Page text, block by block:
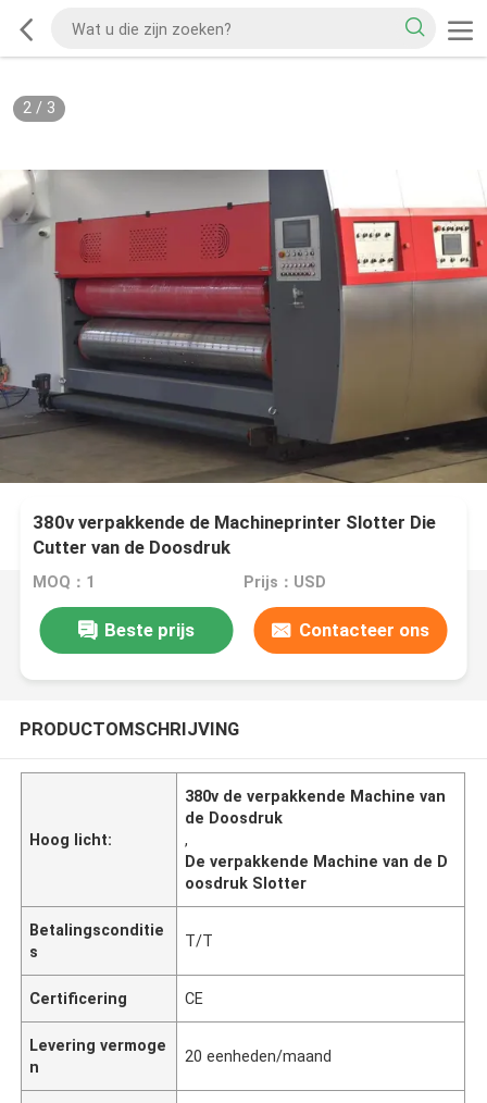
2/ 3
380v verpakkende de Machineprinter Slotter Die
Cutter van de Doosdruk
MOQ：1 Prijs：USD
Beste prijs Contacteer ons
PRODUCTOMSCHRIJVING
Hoog licht:
380v de verpakkende Machine van
de Doosdruk
,
De verpakkende Machine van de D
oosdruk Slotter
Betalingsconditie
s
T/T
Certificering CE
Levering vermoge
n
20 eenheden/maand